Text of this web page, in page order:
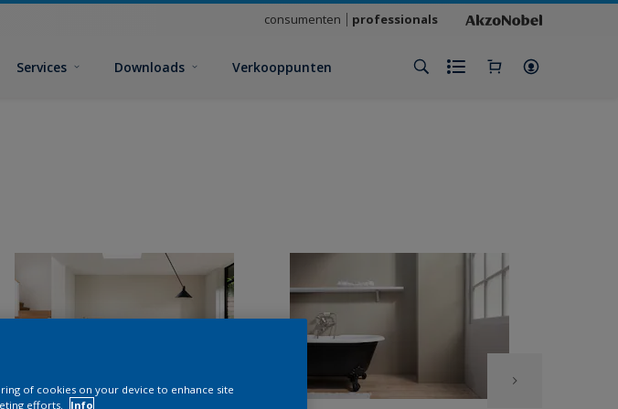
consumenten professionals
Services Downloads Verkooppunten
of cookies on your device to enhance site
efforts.
Info